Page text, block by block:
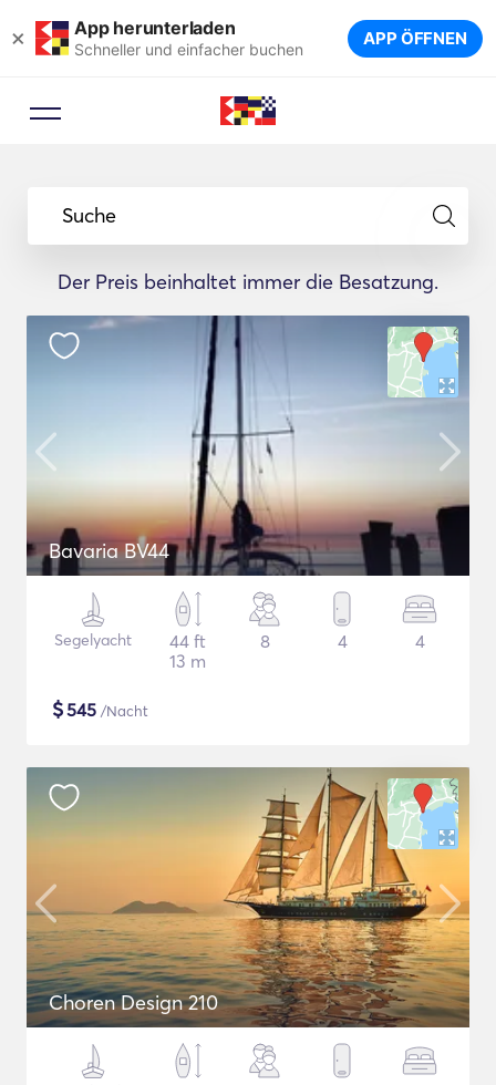
× App herunterladen
Schneller und einfacher buchen APP ÖFFNEN
Suche
Der Preis beinhaltet immer die Besatzung.
Bavaria BV44
Segelyacht
44 ft
13 m
8 4 4
$545 /Nacht
Choren Design 210